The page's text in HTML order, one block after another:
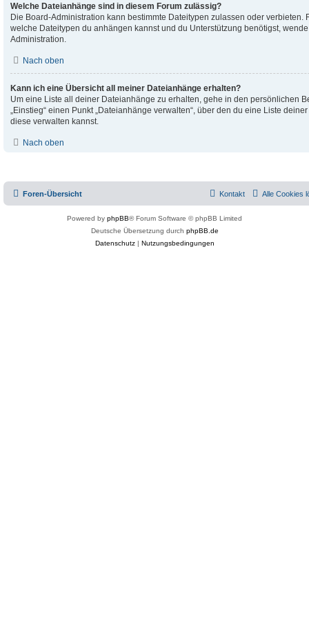
Welche Dateianhänge sind in diesem Forum zulässig?
Die Board-Administration kann bestimmte Dateitypen zulassen oder verbieten.
welche Dateitypen du anhängen kannst und du Unterstützung benötigst,
Administration.
Nach oben
Kann ich eine Übersicht all meiner Dateianhänge erhalten?
Um eine Liste all deiner Dateianhänge zu erhalten, gehe in den persönlichen
„Einstieg“ einen Punkt „Dateianhänge verwalten“, über den du eine Liste
diese verwalten kannst.
Nach oben
Foren-Übersicht Alle Cookies
Kontakt
Powered by phpBB® Forum Software © phpBB Limited
Deutsche Übersetzung durch phpBB.de
Datenschutz| Nutzungsbedingungen